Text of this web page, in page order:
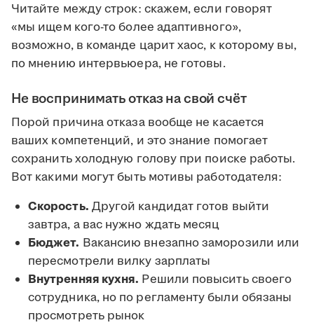
Читайте между строк: скажем, если говорят
«мы ищем кого-то более адаптивного»,
возможно, в команде царит хаос, к которому вы,
по мнению интервьюера, не готовы.
Не воспринимать отказ на свой счёт
Порой причина отказа вообще не касается
ваших компетенций, и это знание помогает
сохранить холодную голову при поиске работы.
Вот какими могут быть мотивы работодателя:
Скорость. Другой кандидат готов выйти
завтра, а вас нужно ждать месяц
Бюджет. Вакансию внезапно заморозили или
пересмотрели вилку зарплаты
Внутренняя кухня. Решили повысить своего
сотрудника, но по регламенту были обязаны
просмотреть рынок